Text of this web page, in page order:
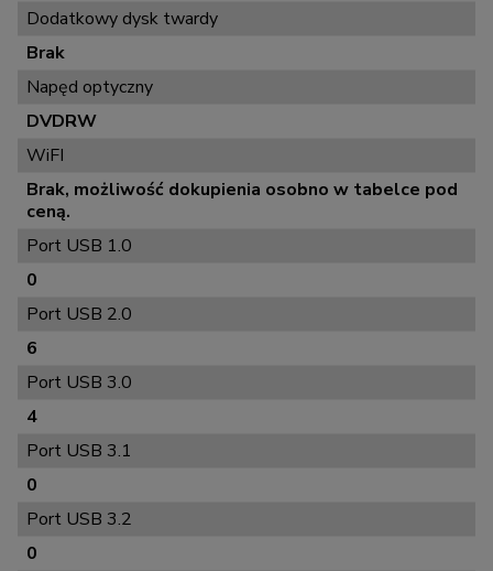
Dodatkowy dysk twardy
Brak
Napęd optyczny
DVDRW
WiFI
Brak, możliwość dokupienia osobno w tabelce pod
ceną.
Port USB 1.0
0
Port USB 2.0
6
Port USB 3.0
4
Port USB 3.1
0
Port USB 3.2
0